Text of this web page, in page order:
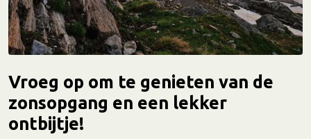
Vroeg op om te genieten van de
zonsopgang en een lekker
ontbijtje!